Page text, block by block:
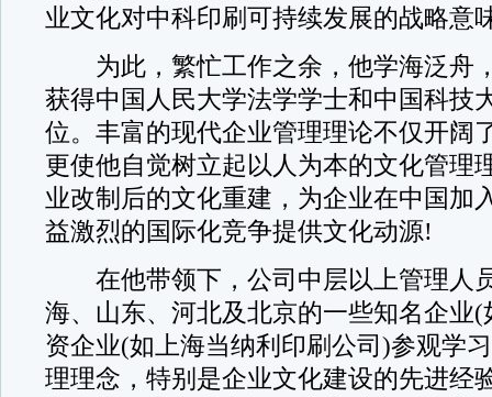
业文化对中科印刷可持续发展的战略意
为此，繁忙工作之余，他学海泛舟
获得中国人民大学法学学士和中国科技
位。丰富的现代企业管理理论不仅开阔
更使他自觉树立起以人为本的文化管理
业改制后的文化重建，为企业在中国加
益激烈的国际化竞争提供文化动源!
在他带领下，公司中层以上管理人
海、山东、河北及北京的一些知名企业
资企业(如上海当纳利印刷公司)参观学
理理念，特别是企业文化建设的先进经